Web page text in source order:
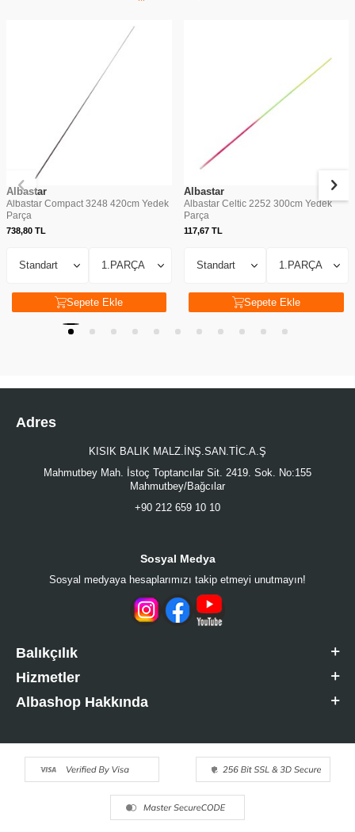
Albastar
Albastar Compact 3248 420cm Yedek
Parça
738,80 TL
Sepete Ekle
Albastar
Albastar Celtic 2252 300cm Yedek
Parça
117,67TL
Sepete Ekle
Adres
KISIK BALIK MALZ.İNŞ.SAN.TİC.A.Ş
Mahmutbey Mah. İstoç Toptancılar Sit. 2419. Sok. No:155
Mahmutbey/Bağcılar
+90 212 659 10 10
Sosyal Medya
Sosyal medyaya hesaplarımızı takip etmeyi unutmayın!
Balıkçılık
Hizmetler
Albashop Hakkında